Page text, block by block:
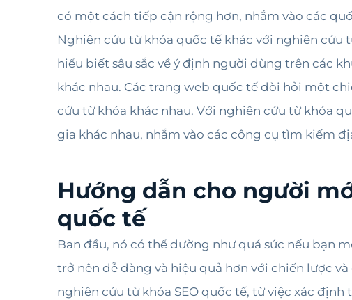
có một cách tiếp cận rộng hơn, nhắm vào các
Nghiên cứu từ khóa quốc tế khác với nghiên
hiểu biết sâu sắc về ý định người dùng trên các
khác nhau. Các trang web quốc tế đòi hỏi một
cứu từ khóa khác nhau. Với nghiên cứu từ khóa
gia khác nhau, nhắm vào các công cụ tìm kiếm
Hướng dẫn cho người
quốc tế
Ban đầu, nó có thể dường như quá sức nếu bạn
trở nên dễ dàng và hiệu quả hơn với chiến lược
nghiên cứu từ khóa SEO quốc tế, từ việc xác